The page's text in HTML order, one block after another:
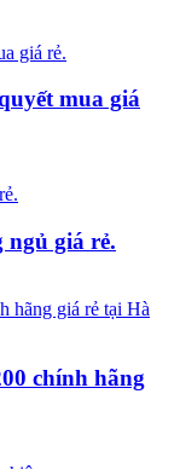
mua giá
giá rẻ.
chính hãng